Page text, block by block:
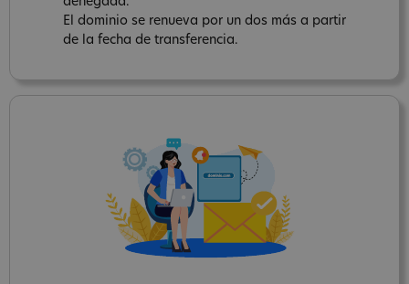
El dominio se renueva por un dos más a partir
de la fecha de transferencia.